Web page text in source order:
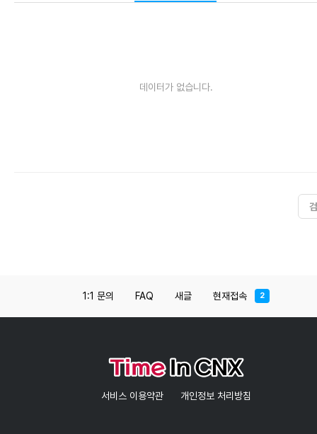
데이터가 없습니다.
1:1 문의 FAQ 새글 현재접속 2
서비스 이용약관 개인정보 처리방침